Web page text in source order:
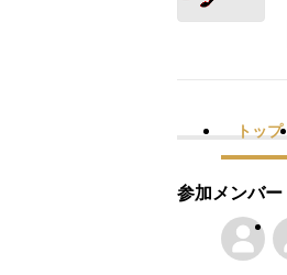
トップ
参加メンバー